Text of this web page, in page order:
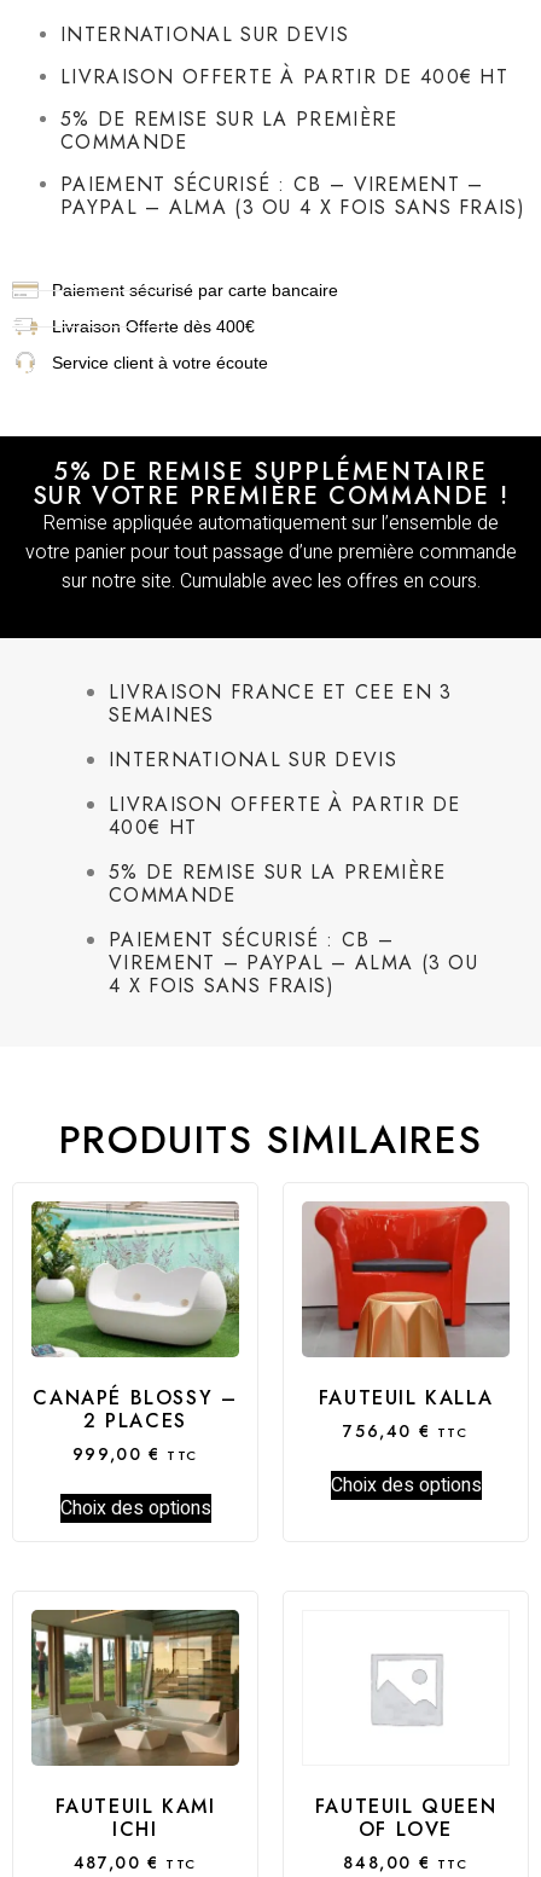
INTERNATIONAL SUR DEVIS
LIVRAISON OFFERTE À PARTIR DE 400€ HT
5% DE REMISE SUR LA PREMIÈRE
COMMANDE
PAIEMENT SÉCURISÉ : CB – VIREMENT –
PAYPAL – ALMA (3 OU 4 X FOIS SANS FRAIS)
Paiement sécurisé par carte bancaire
Livraison Offerte dès 400€
Service client à votre écoute
5% DE REMISE SUPPLÉMENTAIRE
SUR VOTRE PREMIÈRE COMMANDE !
Remise appliquée automatiquement sur l’ensemble de
votre panier pour tout passage d’une première commande
sur notre site. Cumulable avec les offres en cours.
LIVRAISON FRANCE ET CEE EN 3
SEMAINES
INTERNATIONAL SUR DEVIS
LIVRAISON OFFERTE À PARTIR DE
400€ HT
5% DE REMISE SUR LA PREMIÈRE
COMMANDE
PAIEMENT SÉCURISÉ : CB –
VIREMENT – PAYPAL – ALMA (3 OU
4 X FOIS SANS FRAIS)
PRODUITS SIMILAIRES
CANAPÉ BLOSSY –
2 PLACES
999,00€ TTC
Choix des options
FAUTEUIL KALLA
756,40 € TTC
Choix des options
FAUTEUIL KAMI
ICHI
487,00€ TTC
FAUTEUIL QUEEN
OF LOVE
848,00 € TTC